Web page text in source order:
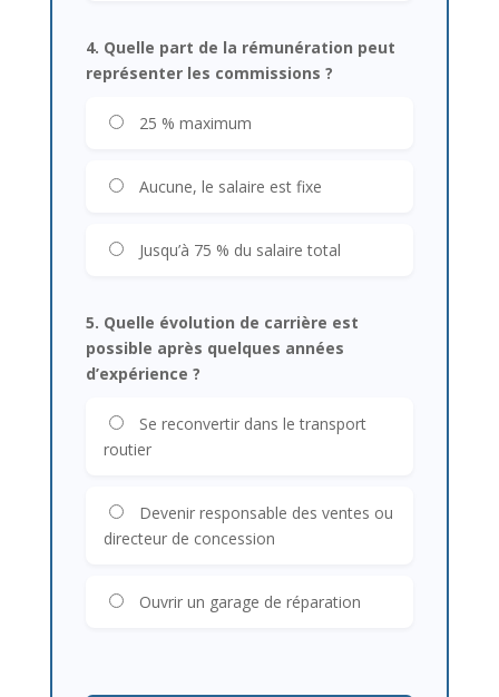
4. Quelle part de la rémunération peut
représenter les commissions ?
25 % maximum
Aucune, le salaire est fixe
Jusqu’à 75 % du salaire total
5. Quelle évolution de carrière est
possible après quelques années
d’expérience ?
Se reconvertir dans le transport
routier
Devenir responsable des ventes ou
directeur de concession
Ouvrir un garage de réparation